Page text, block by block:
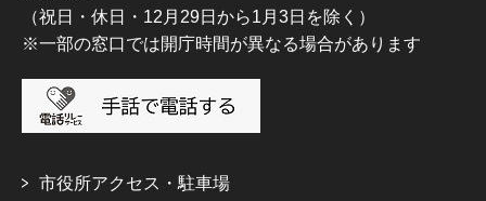
（祝日・休日・12月29日から1月3日を除く）
※一部の窓口では開庁時間が異なる場合があります
市役所アクセス・駐車場